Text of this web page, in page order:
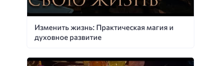
Изменить жизнь: Практическая магия и
духовное развитие